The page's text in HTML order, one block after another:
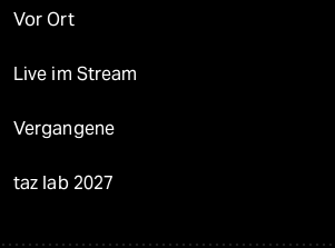
Vor Ort
Live im Stream
Vergangene
taz lab 2027